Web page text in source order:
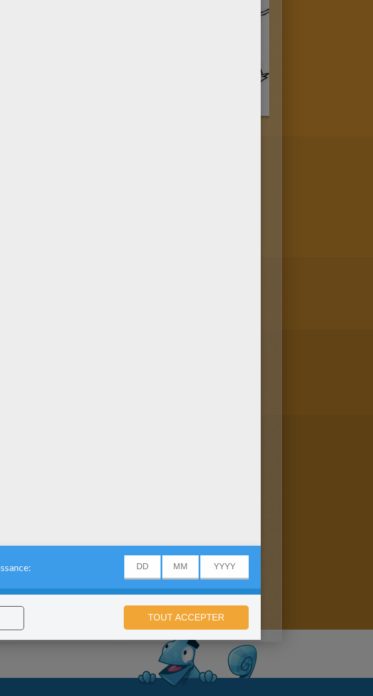
ce coloriage DORYPHORE est
DORYPHORE de Coloriages Insectes à